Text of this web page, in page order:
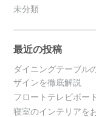
未分類
最近の投稿
ダイニングテーブル
ザインを徹底解説
フロートテレビボー
寝室のインテリアを